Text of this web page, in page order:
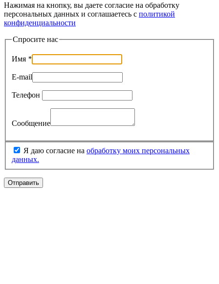
Нажимая на кнопку, вы даете согласие на обработку
персональных данных и соглашаетесь c политикой
конфиденциальности
Спросите нас
Имя *
E-mail
Телефон
Сообщение
Я даю согласие на обработку моих персональных
данных.
Отправить